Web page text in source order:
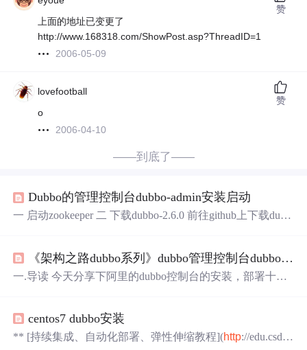
上面的地址已变更了
http://www.168318.com/ShowPost.asp?ThreadID=1
2006-05-09
赞
lovefootball
o
2006-04-10
赞
——到底了——
Dubbo的管理控制台dubbo-admin安装启动
一 启动zookeeper 二 下载dubbo-2.6.0 前往github上下载dubb
进入dubbo-admin/WEB-INF中打开dubbo.properties文件，修
改...
《架构之路dubbo系列》dubbo管理控制台dubbo-admin的安装
一.导读 今天分享下阿里的dubbo控制台的安装，部署十分
2.0.0 3.CentOS7 IP：192.168.1.106 三.思路分析 分别下载To
mcat和dubbo-admin，首先安装Tomcat服务器，安装...
centos7 dubbo安装
** [持续集成、自动化部署、弹性伸缩教程](http://edu.csdn.